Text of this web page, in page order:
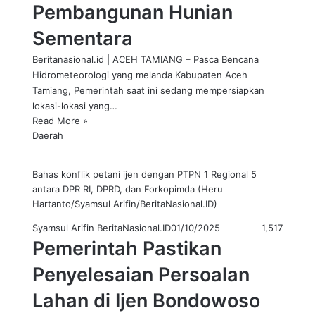
Pembangunan Hunian
Sementara
Beritanasional.id | ACEH TAMIANG – Pasca Bencana
Hidrometeorologi yang melanda Kabupaten Aceh
Tamiang, Pemerintah saat ini sedang mempersiapkan
lokasi-lokasi yang…
Read More »
Daerah
Bahas konflik petani ijen dengan PTPN 1 Regional 5
antara DPR RI, DPRD, dan Forkopimda (Heru
Hartanto/Syamsul Arifin/BeritaNasional.ID)
Syamsul Arifin BeritaNasional.ID01/10/2025 1,517
Pemerintah Pastikan
Penyelesaian Persoalan
Lahan di Ijen Bondowoso